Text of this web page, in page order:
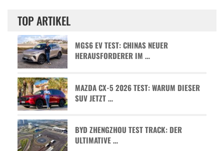
TOP ARTIKEL
MGS6 EV TEST: CHINAS NEUER
HERAUSFORDERER IM …
MAZDA CX-5 2026 TEST: WARUM DIESER
SUV JETZT …
BYD ZHENGZHOU TEST TRACK: DER
ULTIMATIVE …